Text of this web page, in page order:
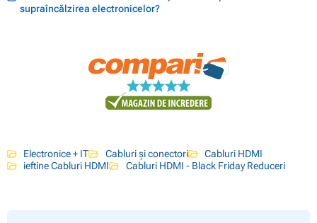
supraîncălzirea electronicelor?
Electronice + IT Cabluri și conectori
Cabluri HDMI
ieftine Cabluri HDMI
Cabluri HDMI - Black Friday Reduceri